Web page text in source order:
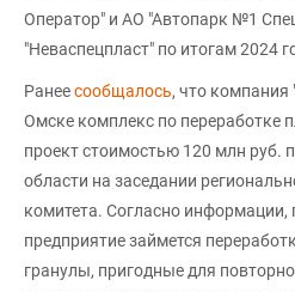
Оператор" и АО "Автопарк №1
"Неваспецпласт" по итогам 2024
Ранеесообщалось, что компания
Омске комплекс по переработке
проект стоимостью 120 млн руб.
области на заседании
комитета. Согласно информации,
предприятие займется
гранулы, пригодные для